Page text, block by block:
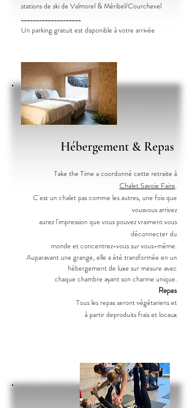
stations de ski de Valmorel & Méribel/Courchevel
____________________
Un parking gratuit est disponible à votre arrivée
Hébergement & Repas
Take the Time a coordonné cette retraite à
Chalet Savoie Faire.
C'est un chalet pas comme les autres, une fois que
vousvous arrivez
aurez l'impression que vous pouvez vraiment vous
déconnecter du
monde et concentrez-vous sur vous-même.
Auparavant une grange, elle a été transformée enun
hébergement de luxe sur mesure avec
chaque chambre ayant son charme unique.
Repas
Tous les repas seront végétariens et
à partir deproduits frais et locaux